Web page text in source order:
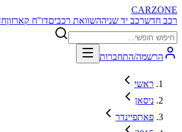
CARZONE
רכב חדשרכב יד שניההשוואת רכביםדו"ח קארזון
הרשמה/התחברות
ראשי
ניסאן
פאתפיינדר